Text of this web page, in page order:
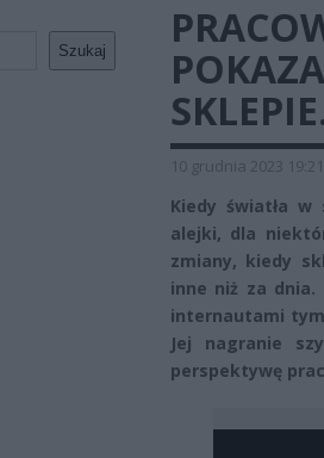
Szukaj
10 grudnia 2023 19:21
Kiedy światła
alejki, dla
zmiany, kiedy
inne niż za dnia.
internautami
Jej nagranie
perspektywę